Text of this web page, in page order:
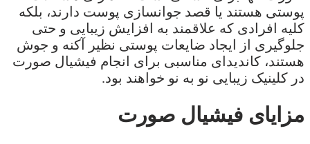
پوستی هستند یا قصد جوانسازی پوست دارند، بلکه
کلیه افرادی که علاقمند به افزایش زیبایی و حتی
جلوگیری از ایجاد ضایعات پوستی نظیر آکنه و جوش
هستند، کاندیدای مناسبی برای انجام فیشیال صورت
در کلینیک زیبایی نو به نو خواهند بود.
مزایای فیشیال صورت